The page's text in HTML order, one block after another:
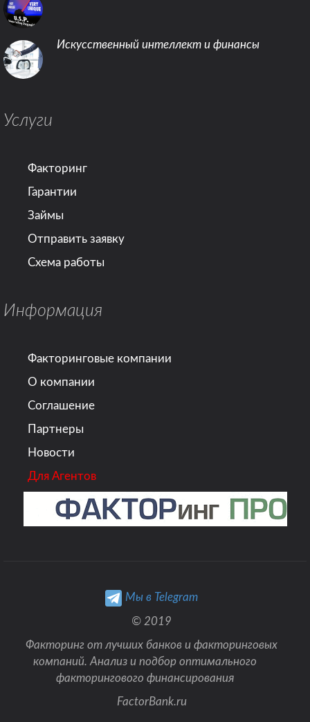
Искусственный интеллект и финансы
Услуги
Факторинг
Гарантии
Займы
Отправить заявку
Схема работы
Информация
Факторинговые компании
О компании
Соглашение
Партнеры
Новости
Для Агентов
Мы в Telegram
© 2019
Факторинг от лучших банков и факторинговых
компаний. Анализ и подбор оптимального
факторингового финансирования
FactorBank.ru